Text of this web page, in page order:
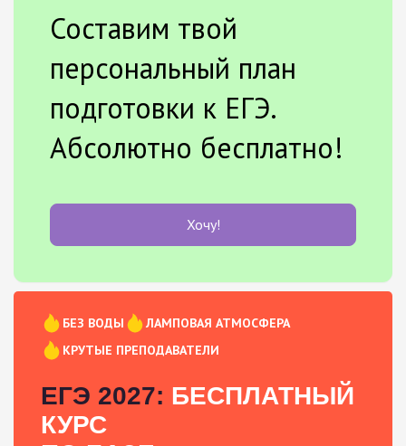
Составим твой
персональный план
подготовки к ЕГЭ.
Абсолютно бесплатно!
Хочу!
БЕЗ ВОДЫ
ЛАМПОВАЯ АТМОСФЕРА
КРУТЫЕ ПРЕПОДАВАТЕЛИ
ЕГЭ 2027: БЕСПЛАТНЫЙ
КУРС